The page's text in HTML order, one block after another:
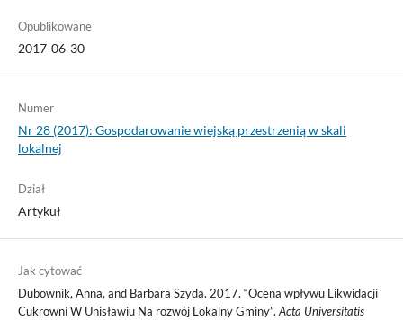
Opublikowane
2017-06-30
Numer
Nr 28 (2017): Gospodarowanie wiejską przestrzenią w skali
lokalnej
Dział
Artykuł
Jak cytować
Dubownik, Anna, and Barbara Szyda. 2017. “Ocena wpływu Likwidacji
Cukrowni W Unisławiu Na rozwój Lokalny Gminy”.Acta Universitatis